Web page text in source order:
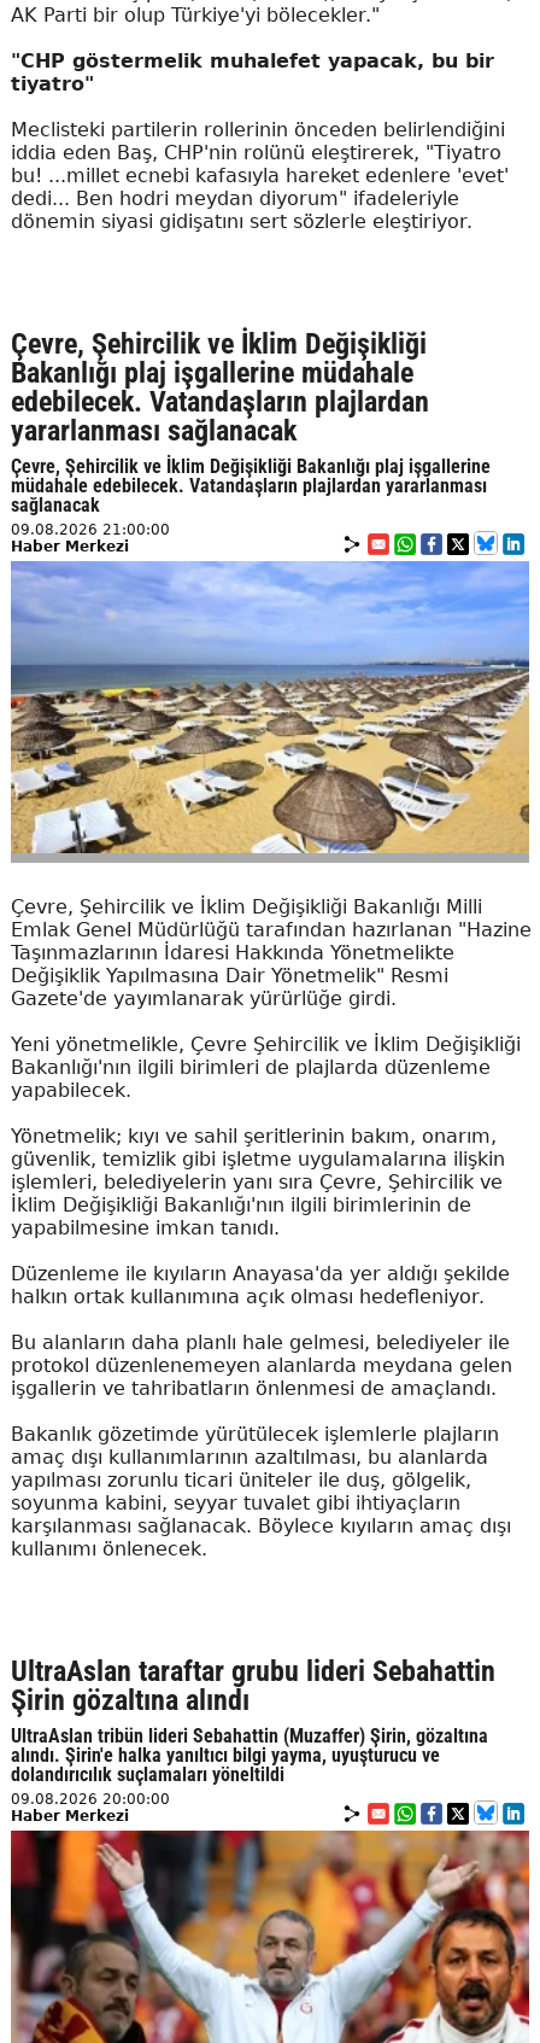
AK Parti bir olup Türkiye'yi bölecekler."
"CHP göstermelik muhalefet yapacak, bu bir
tiyatro"
Meclisteki partilerin rollerinin önceden belirlendiğini
iddia eden Baş, CHP'nin rolünü eleştirerek, "Tiyatro
bu! ...millet ecnebi kafasıyla hareket edenlere 'evet'
dedi... Ben hodri meydan diyorum" ifadeleriyle
dönemin siyasi gidişatını sert sözlerle eleştiriyor.
Çevre, Şehircilik ve İklim Değişikliği
Bakanlığı plaj işgallerine müdahale
edebilecek. Vatandaşların plajlardan
yararlanması sağlanacak
Çevre, Şehircilik ve İklim Değişikliği Bakanlığı plaj işgallerine
müdahale edebilecek. Vatandaşların plajlardan yararlanması
sağlanacak
09.08.2026 21:00:00
Haber Merkezi
Çevre, Şehircilik ve İklim Değişikliği Bakanlığı Milli
Emlak Genel Müdürlüğü tarafından hazırlanan "Hazine
Taşınmazlarının İdaresi Hakkında Yönetmelikte
Değişiklik Yapılmasına Dair Yönetmelik" Resmi
Gazete'de yayımlanarak yürürlüğe girdi.
Yeni yönetmelikle, Çevre Şehircilik ve İklim Değişikliği
Bakanlığı'nın ilgili birimleri de plajlarda düzenleme
yapabilecek.
Yönetmelik; kıyı ve sahil şeritlerinin bakım, onarım,
güvenlik, temizlik gibi işletme uygulamalarına ilişkin
işlemleri, belediyelerin yanı sıra Çevre, Şehircilik ve
İklim Değişikliği Bakanlığı'nın ilgili birimlerinin de
yapabilmesine imkan tanıdı.
Düzenleme ile kıyıların Anayasa'da yer aldığı şekilde
halkın ortak kullanımına açık olması hedefleniyor.
Bu alanların daha planlı hale gelmesi, belediyeler ile
protokol düzenlenemeyen alanlarda meydana gelen
işgallerin ve tahribatların önlenmesi de amaçlandı.
Bakanlık gözetimde yürütülecek işlemlerle plajların
amaç dışı kullanımlarının azaltılması, bu alanlarda
yapılması zorunlu ticari üniteler ile duş, gölgelik,
soyunma kabini, seyyar tuvalet gibi ihtiyaçların
karşılanması sağlanacak. Böylece kıyıların amaç dışı
kullanımı önlenecek.
UltraAslan taraftar grubu lideri Sebahattin
Şirin gözaltına alındı
UltraAslan tribün lideri Sebahattin (Muzaffer) Şirin, gözaltına
alındı. Şirin'e halka yanıltıcı bilgi yayma, uyuşturucu ve
dolandırıcılık suçlamaları yöneltildi
09.08.2026 20:00:00
Haber Merkezi